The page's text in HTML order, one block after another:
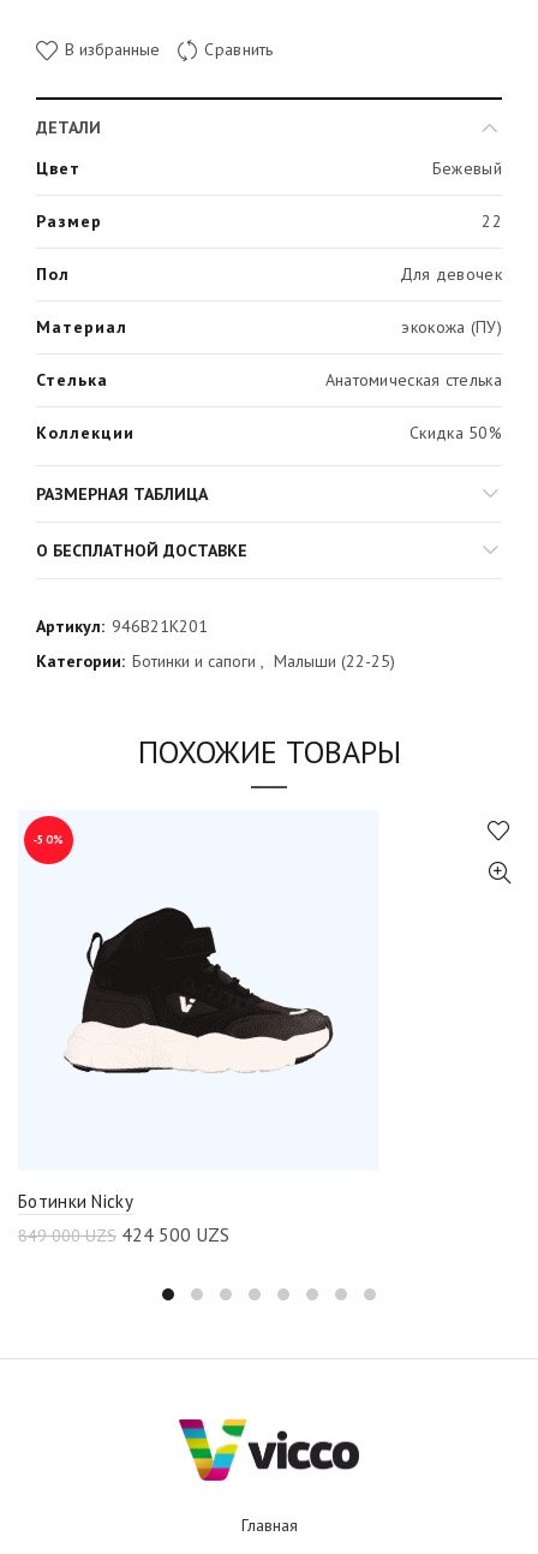
В избранные Сравнить
ДЕТАЛИ
Цвет
Бежевый
Размер 22
Пол Для девочек
Материал экокожа (ПУ)
Стелька Анатомическая стелька
Коллекции Скидка 50%
РАЗМЕРНАЯ ТАБЛИЦА
О БЕСПЛАТНОЙ ДОСТАВКЕ
Артикул: 946B21K201
Категории: Ботинки и сапоги , Малыши (22-25)
ПОХОЖИЕ ТОВАРЫ
-50%
Ботинки Nicky
849 000UZS 424 500 UZS
Главная